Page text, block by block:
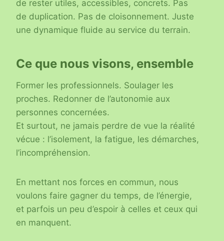
de rester utiles, accessibles, concrets. Pas
de duplication. Pas de cloisonnement. Juste
une dynamique fluide au service du terrain.
Ce que nous visons, ensemble
Former les professionnels. Soulager les
proches. Redonner de l’autonomie aux
personnes concernées.
Et surtout, ne jamais perdre de vue la réalité
vécue : l’isolement, la fatigue, les démarches,
l’incompréhension.
En mettant nos forces en commun, nous
voulons faire gagner du temps, de l’énergie,
et parfois un peu d’espoir à celles et ceux qui
en manquent.